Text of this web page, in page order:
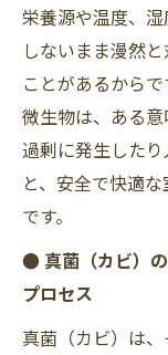
栄養源や温度、
しないまま漫然
ことがあるから
微生物は、ある意
過剰に発生した
と、安全で快適
です。
● 真菌（カビ）
プロセス
真菌（カビ）は